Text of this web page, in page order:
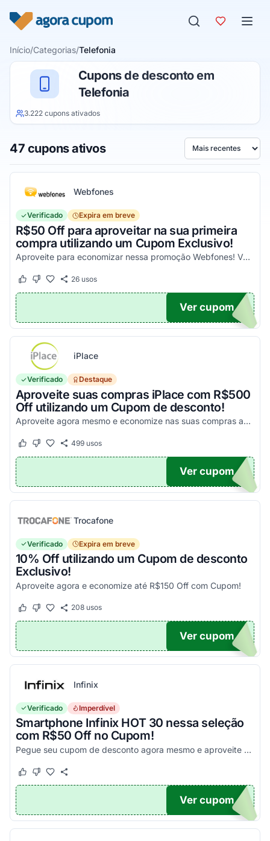
Início/Categorias/Telefonia
Cupons de desconto em
Telefonia
3.222 cupons ativados
47 cupons ativos Ordenar por
Webfones
Verificado Expira em breve
R$50 Off para aproveitar na sua primeira
compra utilizando um Cupom Exclusivo!
Aproveite para economizar nessa promoção Webfones! Válido em compras de valor acima de R$750!
Este cupom funcionou
Este cupom não funcionou
26usos
UPOM
Ver cupom
iPlace
Verificado Destaque
Aproveite suas compras iPlace com R$500
Off utilizando um Cupom de desconto!
Aproveite agora mesmo e economize nas suas compras acima de R$7.199,99!
Este cupom funcionou
Este cupom não funcionou
499usos
500
Ver cupom
Trocafone
Verificado Expira em breve
10% Off utilizando um Cupom de desconto
Exclusivo!
Aproveite agora e economize até R$150 Off com Cupom!
Este cupom funcionou
Este cupom não funcionou
208usos
OM10
Ver cupom
Infinix
Verificado Imperdível
Smartphone Infinix HOT 30 nessa seleção
com R$50 Off no Cupom!
Pegue seu cupom de desconto agora mesmo e aproveite esta incrível oportunidade para economizar nas suas compras com este código!
Este cupom funcionou
Este cupom não funcionou
X50
Ver cupom